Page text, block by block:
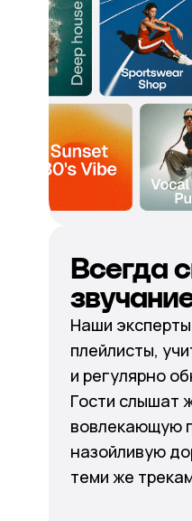
Всегда
Наши
плейлисты,
и регулярно
Гости слышат
вовлекающую
назойливую
теми же